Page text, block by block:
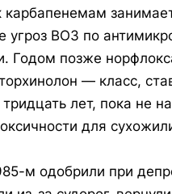
карбапенемам
угроз ВОЗ по
Годом позже
— класс,
лет, пока не
для
м одобрили при